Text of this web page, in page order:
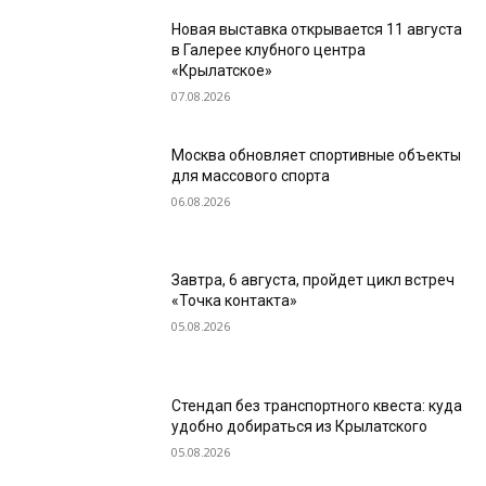
Новая выставка открывается 11 августа
в Галерее клубного центра
«Крылатское»
07.08.2026
Москва обновляет спортивные объекты
для массового спорта
06.08.2026
Завтра, 6 августа, пройдет цикл встреч
«Точка контакта»
05.08.2026
Стендап без транспортного квеста: куда
удобно добираться из Крылатского
05.08.2026